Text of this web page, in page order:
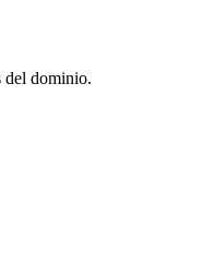
del dominio.